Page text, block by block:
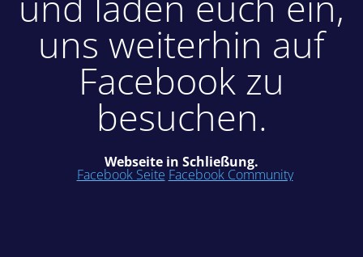
uns weiterhin auf
Facebook zu
besuchen.
Webseite in Schließung.
Facebook Seite Facebook Community